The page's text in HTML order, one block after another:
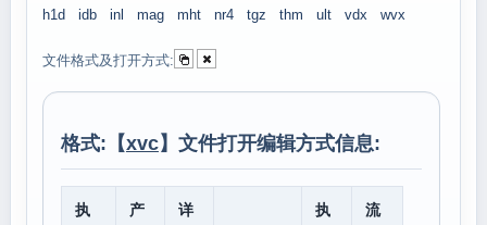
h1d
idb inl mag mht nr4 tgz thm ult vdx wvx
文件格式及打开方式:
格式:【xvc】文件打开编辑方式信息:
执
产
详
执
流